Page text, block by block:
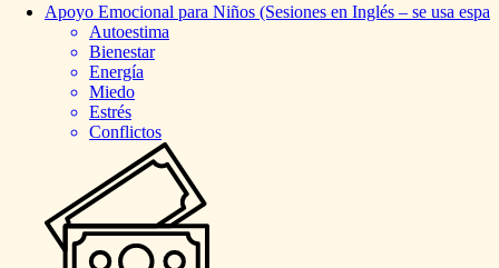
Apoyo Emocional para Niños (Sesiones en Inglés – se usa espa
Autoestima
Bienestar
Energía
Miedo
Estrés
Conflictos